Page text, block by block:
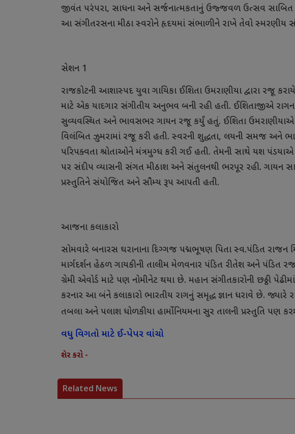
જીવંત પરંપરા, સાધના અને સર્જનાત્મકતાનું ઉજ્જવળ ઉત્સવ સાબિત
આ સંગીતરસના મીઠા સ્વરોને હૃદયમાં સંભાળીને રાખે તેવો સ્મરણીય
સેશન 1
રાજકોટની આશાસ્પદ યુવા ગાયિકા ઈશિતા ઉમરાણીયા દ્વારા રજૂ
માટે એક યાદગાર સંગીતીય અનુભવ બની રહી હતી. ઈશિતાજીએ
સુવ્યવસ્થિત અને ભાવસભર ગાયન રજૂ કર્યું હતું. ઈશિતા ઉમરાણીયાએ
વિલંબિત ઝુમરામાં રજૂ કરી હતી. સ્વરની શુદ્ધતા, લયની સમજ અને
પરિપક્વતા શ્રોતાઓને મંત્રમુગ્ધ કરી ગઈ હતી. તેમની સાથે યશ
પર સંદીપ વ્યાસની સંગત મીઠાશ અને સંતુલનથી ભરપૂર રહી. ગાયન
પ્રસ્તુતિને સંયોજિત અને સૌમ્ય રૂપ આપતી હતી.
આજના કલાકારો
સોમવારે બનારસ ઘરાનાના દિગ્ગજ પદ્મભૂષણ પિતા સ્વ.પંડિત રાજન
માર્ગદર્શન હેઠળ ગાયકીની તાલીમ મેળવનાર પંડિત રીતેશ અને પંડિત
ગ્રેમી એવોર્ડ માટે પણ નોમીનેટ થયા છે. મહાન સંગીતકારોની છઠ્ઠી
કરનાર આ બંને કલાકારો ભારતીય રાગનું સમૃદ્ધ જ્ઞાન ધરાવે છે. જ્યારે
તબલા અને પલાશ ધોળકીયા હાર્મોનિયમના સુર તાલની પ્રસ્તુતિ પણ
વધુ વિગતો માટે ઈ-પેપર વાંચો
શેર કરો -
Related News